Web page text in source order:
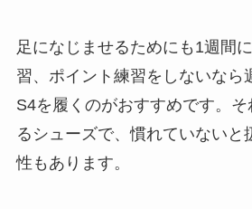
足になじませるためにも1週間
習、ポイント練習をしないなら
S4を履くのがおすすめです。
るシューズで、慣れていないと
性もあります。